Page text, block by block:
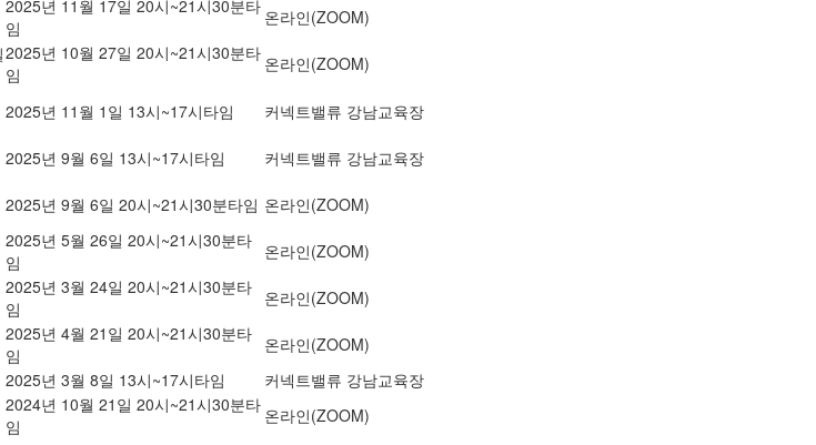
2025년 11월 17일 20시~21시30분타
임
온라인(ZOOM)
2025년 10월 27일 20시~21시30분타
임
온라인(ZOOM)
2025년 11월 1일 13시~17시타임 커넥트밸류 강남교육장
2025년 9월 6일 13시~17시타임 커넥트밸류 강남교육장
2025년 9월 6일 20시~21시30분타임 온라인(ZOOM)
2025년 5월 26일 20시~21시30분타
임
온라인(ZOOM)
2025년 3월 24일 20시~21시30분타
임
온라인(ZOOM)
2025년 4월 21일 20시~21시30분타
임
온라인(ZOOM)
2025년 3월 8일 13시~17시타임
커넥트밸류 강남교육장
2024년 10월 21일 20시~21시30분타
임
온라인(ZOOM)